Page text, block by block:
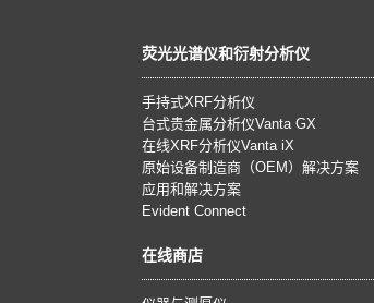
荧光光谱仪和衍射分析仪
手持式XRF分析仪
台式贵金属分析仪Vanta GX
在线XRF分析仪Vanta iX
原始设备制造商（OEM）解决方案
应用和解决方案
Evident Connect
在线商店